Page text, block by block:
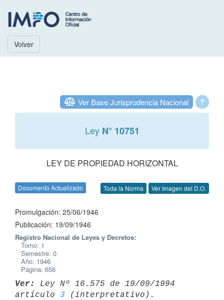
Volver
?
Ver Base Jurisprudencia Nacional
Ley N° 10751
LEY DE PROPIEDAD HORIZONTAL
Documento Actualizado Toda la Norma Ver Imagen del D.O.
Promulgación: 25/06/1946
Publicación: 19/09/1946
Registro Nacional de Leyes y Decretos:
Tomo: 1
Semestre: 0
Año: 1946
Página: 656
Ver:
Ley Nº 16.575 de 19/09/1994
artículo 3